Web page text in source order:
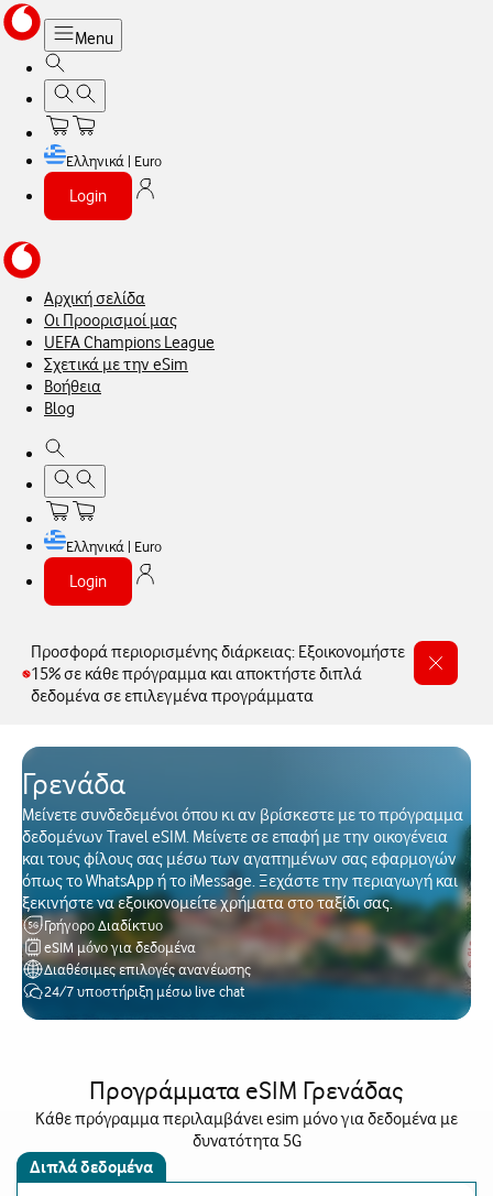
Menu
Ελληνικά | Euro
Login
Αρχική σελίδα
Οι Προορισμοί μας
UEFA Champions League
Σχετικά με την eSim
Βοήθεια
Blog
Ελληνικά | Euro
Login
Προσφορά περιορισμένης διάρκειας: Εξοικονομήστε
15% σε κάθε πρόγραμμα και αποκτήστε διπλά
δεδομένα σε επιλεγμένα προγράμματα
Γρενάδα
Μείνετε συνδεδεμένοι όπου κι αν βρίσκεστε με το πρόγραμμα
δεδομένων Travel eSIM. Μείνετε σε επαφή με την οικογένεια
και τους φίλους σας μέσω των αγαπημένων σας εφαρμογών
όπως το WhatsApp ή το iMessage. Ξεχάστε την περιαγωγή και
ξεκινήστε να εξοικονομείτε χρήματα στο ταξίδι σας.
Γρήγορο Διαδίκτυο
eSIM μόνο για δεδομένα
Διαθέσιμες επιλογές ανανέωσης
24/7 υποστήριξη μέσω live chat
Προγράμματα eSIM Γρενάδας
Κάθε πρόγραμμα περιλαμβάνει esim μόνο για δεδομένα με
δυνατότητα 5G
Διπλά δεδομένα